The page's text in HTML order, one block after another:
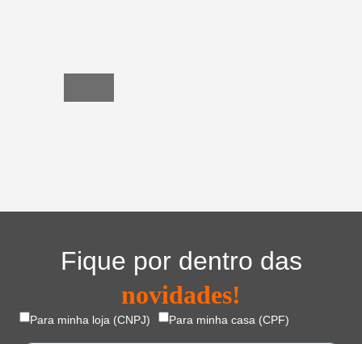
Fique por dentro das
novidades!
Para minha loja (CNPJ) Para minha casa (CPF)